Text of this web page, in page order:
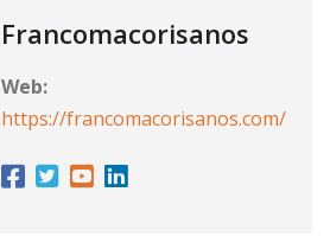
Francomacorisanos
Web:
https://francomacorisanos.com/